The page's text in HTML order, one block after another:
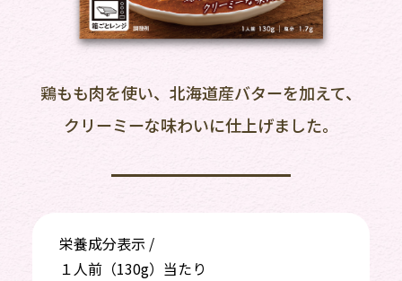
鶏もも肉を使い、北海道産バターを加えて、
クリーミーな味わいに仕上げました。
栄養成分表示 /
１人前（130g）当たり